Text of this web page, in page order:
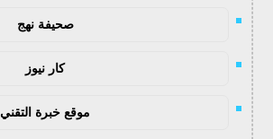
صحيفة نهج
كار نيوز
موقع خبرة التقني